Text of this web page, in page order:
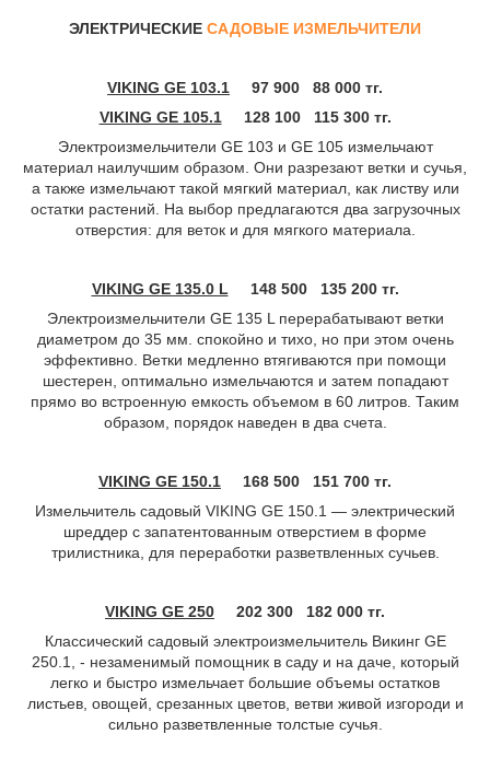
ЭЛЕКТРИЧЕСКИЕ САДОВЫЕ ИЗМЕЛЬЧИТЕЛИ
VIKING GE 103.1 97 900 88 000 тг.
VIKING GE 105.1128 100 115 300 тг.
Электроизмельчители GE 103 и GE 105 измельчают
материал наилучшим образом. Они разрезают ветки и сучья,
а также измельчают такой мягкий материал, как листву или
остатки растений. На выбор предлагаются два загрузочных
отверстия: для веток и для мягкого материала.
VIKING GE 135.0 L
148 500 135 200 тг.
Электроизмельчители GE 135 L перерабатывают ветки
диаметром до 35 мм. спокойно и тихо, но при этом очень
эффективно. Ветки медленно втягиваются при помощи
шестерен, оптимально измельчаются и затем попадают
прямо во встроенную емкость объемом в 60 литров. Таким
образом, порядок наведен в два счета.
VIKING GE 150.1 168 500 151 700 тг.
Измельчитель садовый VIKING GE 150.1 — электрический
шреддер с запатентованным отверстием в форме
трилистника, для переработки разветвленных сучьев.
VIKING GE 250 202 300 182 000 тг.
Классический садовый электроизмельчитель Викинг GE
250.1, - незаменимый помощник в саду и на даче, который
легко и быстро измельчает большие объемы остатков
листьев, овощей, срезанных цветов, ветви живой изгороди и
сильно разветвленные толстые сучья.